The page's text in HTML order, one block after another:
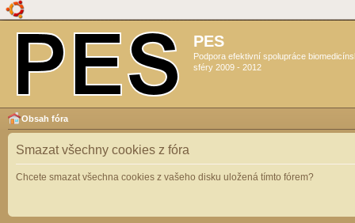
PES
Podpora efektivní spolupráce
sféry 2009 - 2012
Obsah fóra
Smazat všechny cookies z fóra
Chcete smazat všechna cookies z vašeho disku uložená tímto fórem?